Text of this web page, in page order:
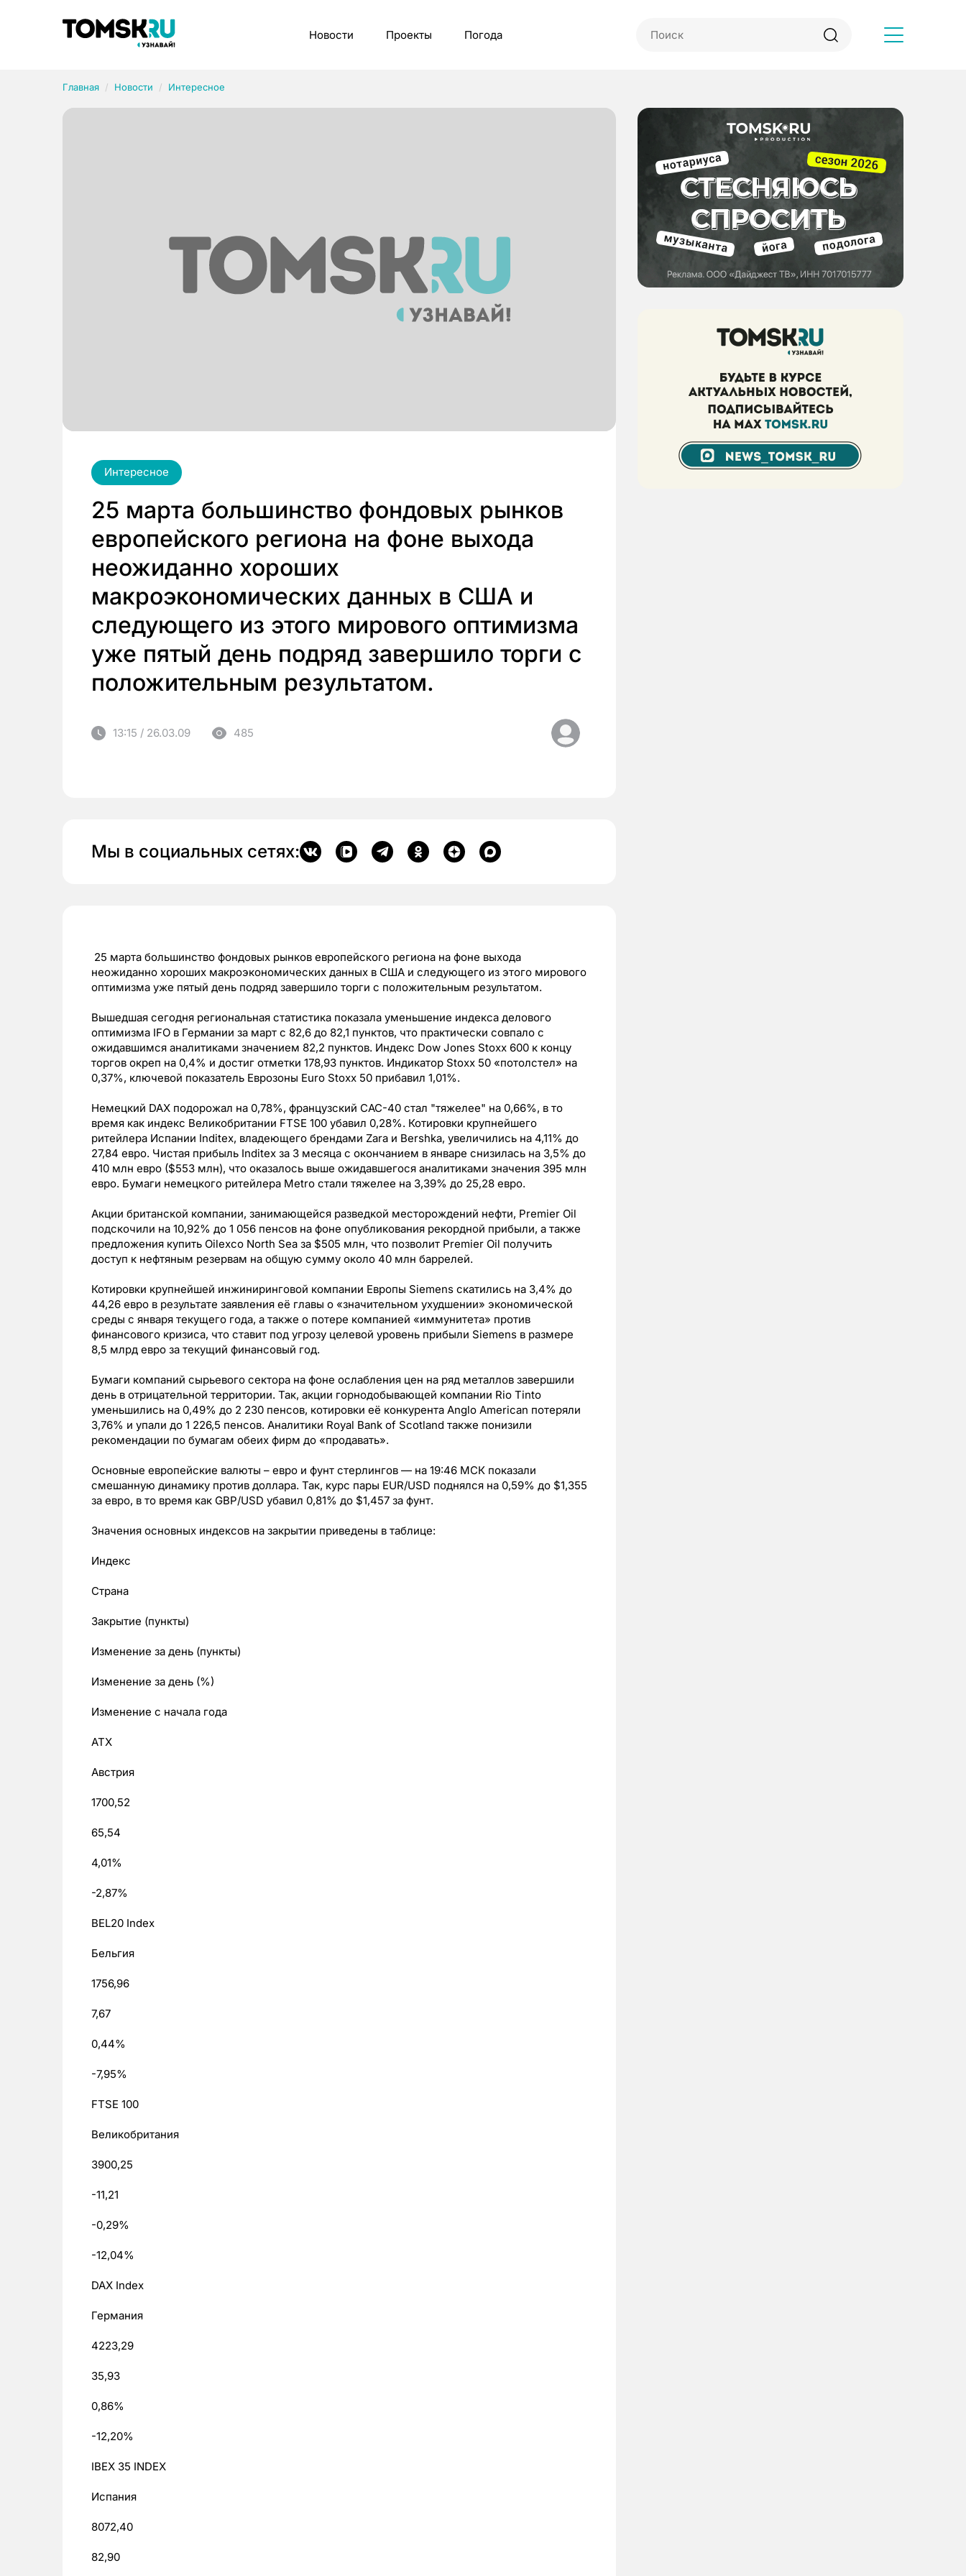
Новости Проекты Погода
Главная Новости Интересное
Интересное
25 марта большинство фондовых рынков
европейского региона на фоне выхода
неожиданно хороших
макроэкономических данных в США и
следующего из этого мирового оптимизма
уже пятый день подряд завершило торги с
положительным результатом.
13:15 / 26.03.09 485
Мы в социальных сетях:
25 марта большинство фондовых рынков европейского региона на фоне выхода
неожиданно хороших макроэкономических данных в США и следующего из этого мирового
оптимизма уже пятый день подряд завершило торги с положительным результатом.
Вышедшая сегодня региональная статистика показала уменьшение индекса делового
оптимизма IFO в Германии за март с 82,6 до 82,1 пунктов, что практически совпало с
ожидавшимся аналитиками значением 82,2 пунктов. Индекс Dow Jones Stoxx 600 к концу
торгов окреп на 0,4% и достиг отметки 178,93 пунктов. Индикатор Stoxx 50 «потолстел» на
0,37%, ключевой показатель Еврозоны Euro Stoxx 50 прибавил 1,01%.
Немецкий DAX подорожал на 0,78%, французский CAC-40 стал "тяжелее" на 0,66%, в то
время как индекс Великобритании FTSE 100 убавил 0,28%. Котировки крупнейшего
ритейлера Испании Inditex, владеющего брендами Zara и Bershka, увеличились на 4,11% до
27,84 евро. Чистая прибыль Inditex за 3 месяца с окончанием в январе снизилась на 3,5% до
410 млн евро ($553 млн), что оказалось выше ожидавшегося аналитиками значения 395 млн
евро. Бумаги немецкого ритейлера Metro стали тяжелее на 3,39% до 25,28 евро.
Акции британской компании, занимающейся разведкой месторождений нефти, Premier Oil
подскочили на 10,92% до 1 056 пенсов на фоне опубликования рекордной прибыли, а также
предложения купить Oilexco North Sea за $505 млн, что позволит Premier Oil получить
доступ к нефтяным резервам на общую сумму около 40 млн баррелей.
Котировки крупнейшей инжиниринговой компании Европы Siemens скатились на 3,4% до
44,26 евро в результате заявления её главы о «значительном ухудшении» экономической
среды с января текущего года, а также о потере компанией «иммунитета» против
финансового кризиса, что ставит под угрозу целевой уровень прибыли Siemens в размере
8,5 млрд евро за текущий финансовый год.
Бумаги компаний сырьевого сектора на фоне ослабления цен на ряд металлов завершили
день в отрицательной территории. Так, акции горнодобывающей компании Rio Tinto
уменьшились на 0,49% до 2 230 пенсов, котировки её конкурента Anglo American потеряли
3,76% и упали до 1 226,5 пенсов. Аналитики Royal Bank of Scotland также понизили
рекомендации по бумагам обеих фирм до «продавать».
Основные европейские валюты – евро и фунт стерлингов — на 19:46 МСК показали
смешанную динамику против доллара. Так, курс пары EUR/USD поднялся на 0,59% до $1,355
за евро, в то время как GBP/USD убавил 0,81% до $1,457 за фунт.
Значения основных индексов на закрытии приведены в таблице:
Индекс
Страна
Закрытие (пункты)
Изменение за день (пункты)
Изменение за день (%)
Изменение с начала года
ATX
Австрия
1700,52
65,54
4,01%
-2,87%
BEL20 Index
Бельгия
1756,96
7,67
0,44%
-7,95%
FTSE 100
Великобритания
3900,25
-11,21
-0,29%
-12,04%
DAX Index
Германия
4223,29
35,93
0,86%
-12,20%
IBEX 35 INDEX
Испания
8072,40
82,90
Рубрики